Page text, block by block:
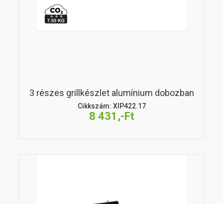
3 részes grillkészlet alumínium dobozban
Cikkszám: XIP422.17
8 431,-Ft